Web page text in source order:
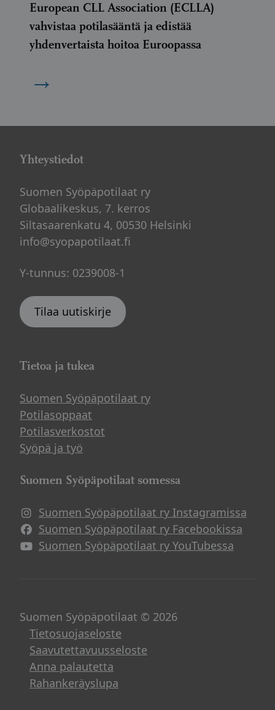
European CLL Association (ECLLA)
vahvistaa potilasääntä ja edistää
yhdenvertaista hoitoa Euroopassa
→
Yhteystiedot
Suomen Syöpäpotilaat ry
Globaalikeskus, 7. kerros
Siltasaarenkatu 4, 00530 Helsinki
info@syopapotilaat.fi
Y-tunnus: 0239008-1
Tilaa uutiskirje
Tietoa ja tukea
Suomen Syöpäpotilaat ry
Potilasoppaat
Potilasverkostot
Syöpä ja työ
Suomen Syöpäpotilaat somessa
Suomen Syöpäpotilaat ry Instagramissa
Suomen Syöpäpotilaat ry Facebookissa
Suomen Syöpäpotilaat ry YouTubessa
Suomen Syöpäpotilaat © 2026
Tietosuojaseloste
Saavutettavuusseloste
Anna palautetta
Rahankeräyslupa